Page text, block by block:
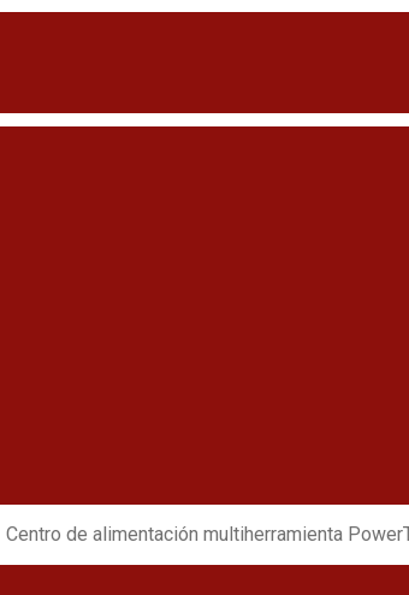
Centro de alimentación multiherramienta